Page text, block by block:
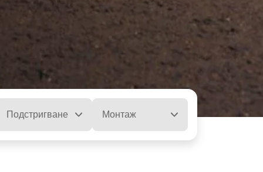
Подстригване Монтаж